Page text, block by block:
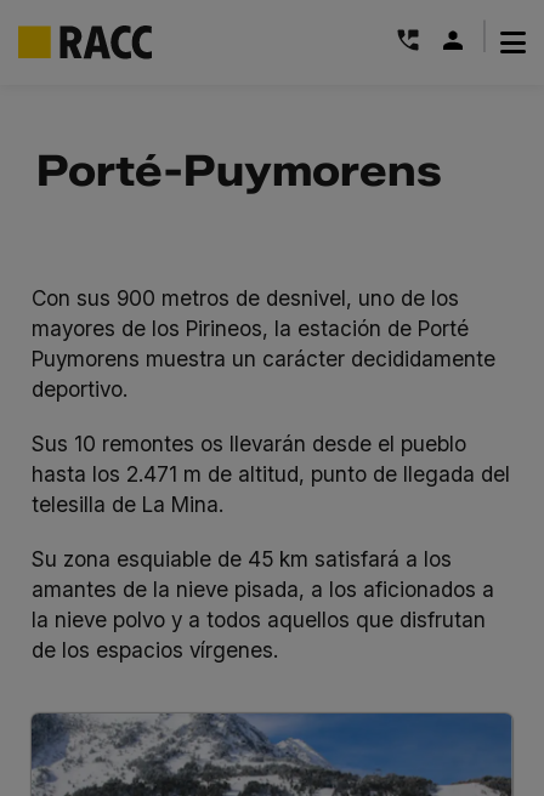
contenido
Porté-Puymorens
Con sus 900 metros de desnivel, uno de los
mayores de los Pirineos, la estación de Porté
Puymorens muestra un carácter decididamente
deportivo.
Sus 10 remontes os llevarán desde el pueblo
hasta los 2.471 m de altitud, punto de llegada del
telesilla de La Mina.
Su zona esquiable de 45 km satisfará a los
amantes de la nieve pisada, a los aficionados a
la nieve polvo y a todos aquellos que disfrutan
de los espacios vírgenes.